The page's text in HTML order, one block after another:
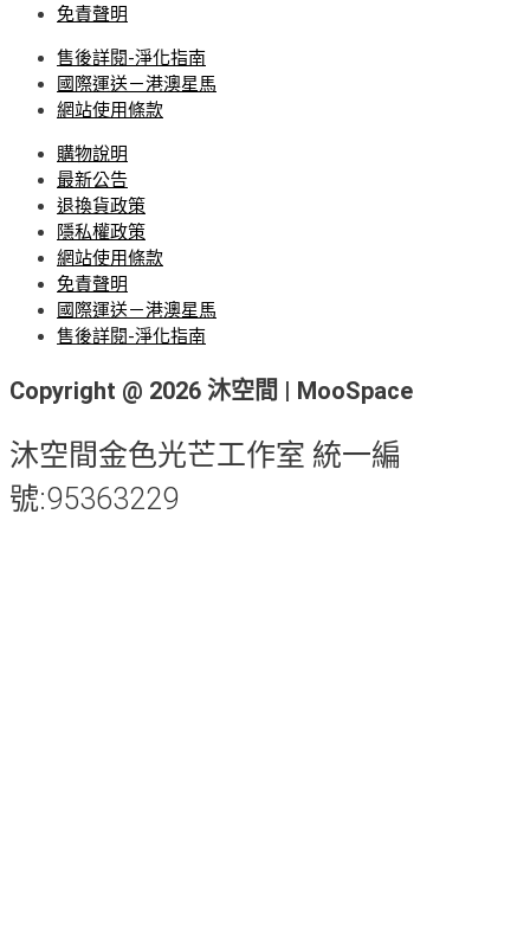
免責聲明
售後詳閱-淨化指南
國際運送－港澳星馬
網站使用條款
購物說明
最新公告
退換貨政策
隱私權政策
網站使用條款
免責聲明
國際運送－港澳星馬
售後詳閱-淨化指南
Copyright @ 2026 沐空間 | MooSpace
沐空間金色光芒工作室 統一編
號:95363229